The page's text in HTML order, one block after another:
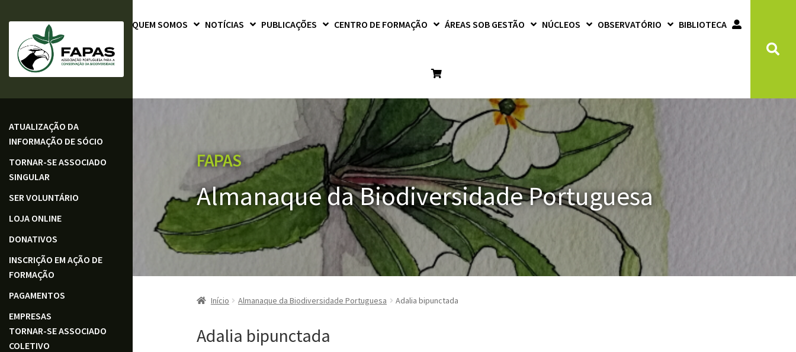
QUEM SOMOS NOTÍCIAS PUBLICAÇÕES CENTRO DE FORMAÇÃO ÁREAS SOB GESTÃO NÚCLEOS OBSERVATÓRIO BIBLIOTECA
ATUALIZAÇÃO DA
INFORMAÇÃO DE SÓCIO
TORNAR-SE ASSOCIADO
SINGULAR
SER VOLUNTÁRIO
LOJA ONLINE
DONATIVOS
INSCRIÇÃO EM AÇÃO DE
FORMAÇÃO
PAGAMENTOS
EMPRESAS
TORNAR-SE ASSOCIADO
COLETIVO
FAPAS
Almanaque da Biodiversidade Portuguesa
Início Almanaque da Biodiversidade Portuguesa Adalia bipunctada
Adalia bipunctada